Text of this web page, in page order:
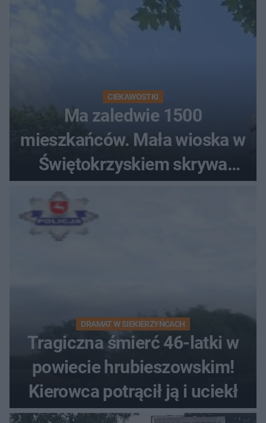
CIEKAWOSTKI
Ma zaledwie 1500
mieszkańców. Mała wioska w
Świętokrzyskiem skrywa
zabytki, bywał tu nawet król
DRAMAT W SIEKIERZYŃCACH
Tragiczna śmierć 46-latki w
powiecie hrubieszowskim!
Kierowca potrącił ją i uciekł